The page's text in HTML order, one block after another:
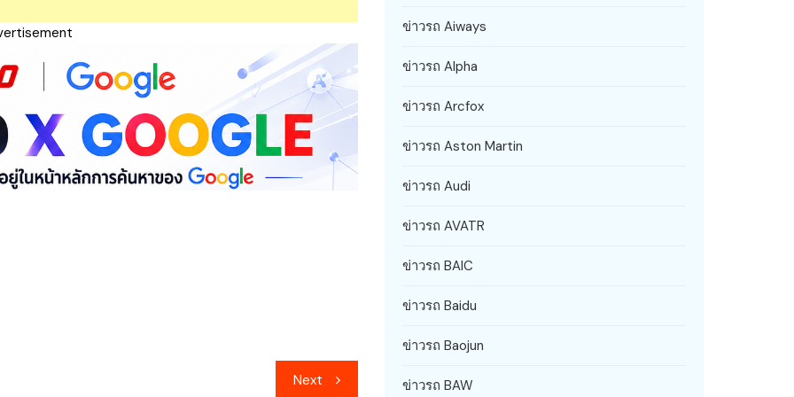
Next
ข่าวรถ Aiways
ข่าวรถ Alpha
ข่าวรถ Arcfox
ข่าวรถ Aston Martin
ข่าวรถ Audi
ข่าวรถ AVATR
ข่าวรถ BAIC
ข่าวรถ Baidu
ข่าวรถ Baojun
ข่าวรถ BAW